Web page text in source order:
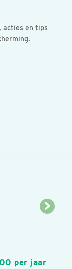
acties en tips
per jaar